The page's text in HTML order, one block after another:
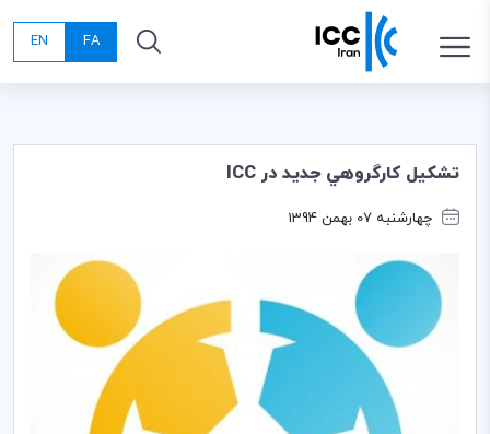
FA
EN
تشكيل كارگروهي جديد در ICC
چهارشنبه 07 بهمن 1394